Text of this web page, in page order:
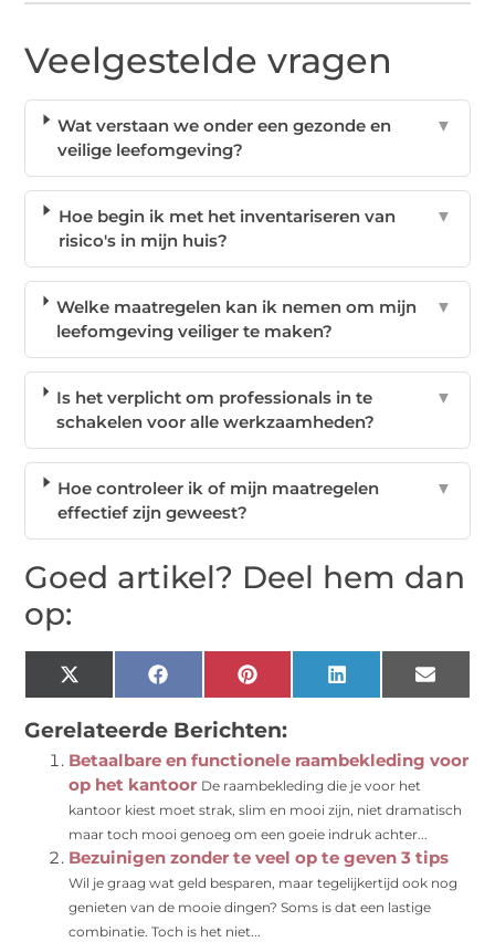
Veelgestelde vragen
Wat verstaan we onder een gezonde en
veilige leefomgeving?
▼
Hoe begin ik met het inventariseren van
risico's in mijn huis?
▼
Welke maatregelen kan ik nemen om mijn
leefomgeving veiliger te maken?
▼
Is het verplicht om professionals in te
schakelen voor alle werkzaamheden?
▼
Hoe controleer ik of mijn maatregelen
effectief zijn geweest?
▼
Goed artikel? Deel hem dan
op:
X
(Twitter)
Facebook Pinterest LinkedIn Email
Gerelateerde Berichten:
Betaalbare en functionele raambekleding voor
op het kantoor De raambekleding die je voor het
kantoor kiest moet strak, slim en mooi zijn, niet dramatisch
maar toch mooi genoeg om een goeie indruk achter...
Bezuinigen zonder te veel op te geven 3 tips
Wil je graag wat geld besparen, maar tegelijkertijd ook nog
genieten van de mooie dingen? Soms is dat een lastige
combinatie. Toch is het niet...